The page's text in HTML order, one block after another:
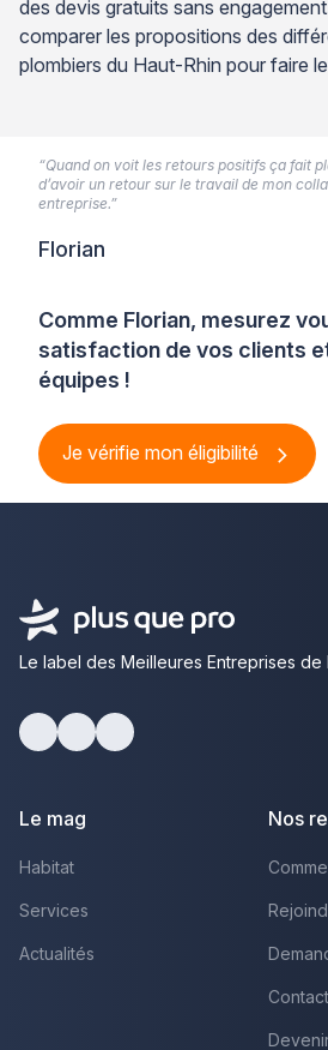
des devis gratuits sans
comparer les propositions des
plombiers du Haut-Rhin pour faire
Comme Florian, mesurez
satisfaction de vos clients
équipes !
Je vérifie mon éligibilité
“Quand on voit les retours positifs ça fait
d’avoir un retour sur le travail de mon
entreprise.”
Florian
Le label des Meilleures Entreprises de
Le mag
Habitat
Services
Actualités
Nos